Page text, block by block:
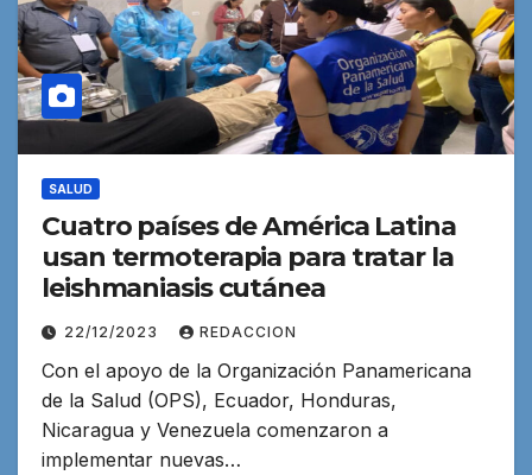
SALUD
Cuatro países de América Latina
usan termoterapia para tratar la
leishmaniasis cutánea
22/12/2023 REDACCION
Con el apoyo de la Organización Panamericana
de la Salud (OPS), Ecuador, Honduras,
Nicaragua y Venezuela comenzaron a
implementar nuevas…